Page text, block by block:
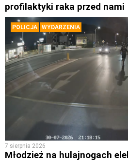
profilaktyki raka przed nami
POLICJA WYDARZENIA
7 sierpnia 2026
Młodzież na hulajnogach